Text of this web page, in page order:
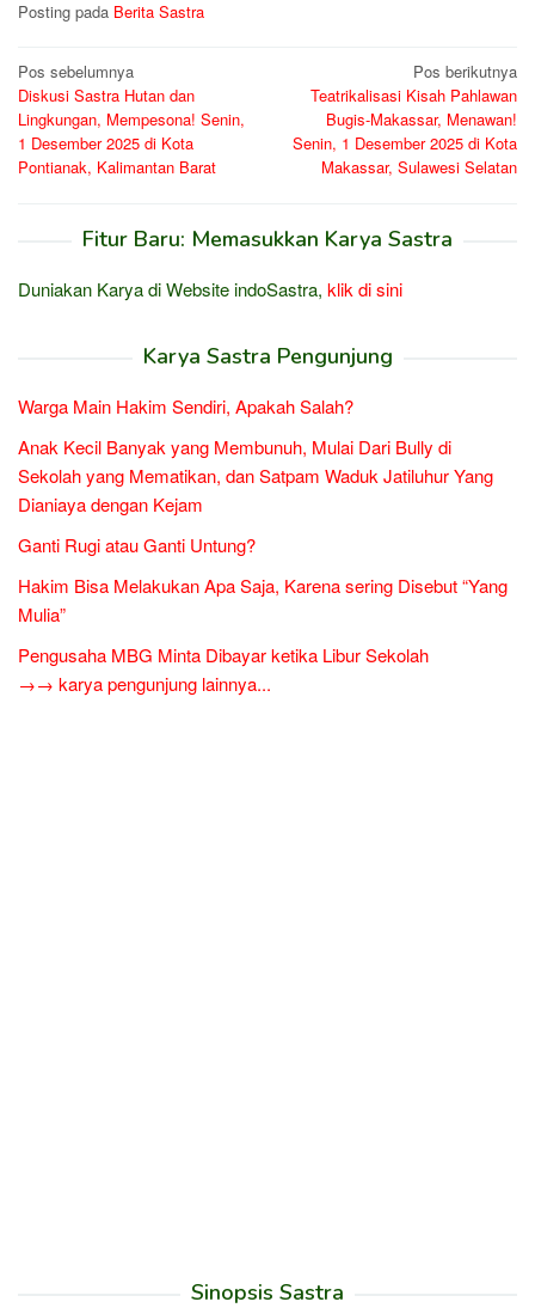
Posting pada Berita Sastra
Navigasi
pos
Pos sebelumnya
Diskusi Sastra Hutan dan
Lingkungan, Mempesona! Senin,
1 Desember 2025 di Kota
Pontianak, Kalimantan Barat
Pos berikutnya
Teatrikalisasi Kisah Pahlawan
Bugis-Makassar, Menawan!
Senin, 1 Desember 2025 di Kota
Makassar, Sulawesi Selatan
Fitur Baru: Memasukkan Karya Sastra
Duniakan Karya di Website indoSastra, klik di sini
Karya Sastra Pengunjung
Warga Main Hakim Sendiri, Apakah Salah?
Anak Kecil Banyak yang Membunuh, Mulai Dari Bully di
Sekolah yang Mematikan, dan Satpam Waduk Jatiluhur Yang
Dianiaya dengan Kejam
Ganti Rugi atau Ganti Untung?
Hakim Bisa Melakukan Apa Saja, Karena sering Disebut “Yang
Mulia”
Pengusaha MBG Minta Dibayar ketika Libur Sekolah
→→ karya pengunjung lainnya...
Sinopsis Sastra